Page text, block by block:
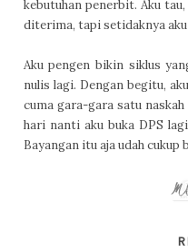
kebutuhan penerbit. Aku
diterima, tapi setidaknya
Aku pengen bikin siklus
nulis lagi. Dengan begitu,
cuma gara-gara satu
hari nanti aku buka DPS
Bayangan itu aja udah cukup